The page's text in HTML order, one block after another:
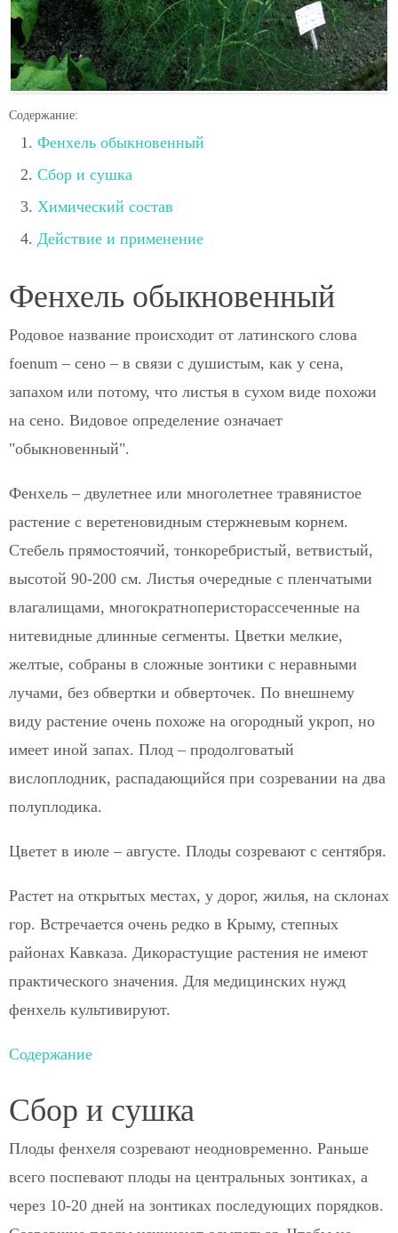
Содержание:
Фенхель обыкновенный
Сбор и сушка
Химический состав
Действие и применение
Фенхель обыкновенный
Родовое название происходит от латинского слова
foenum – сено – в связи с душистым, как у сена,
запахом или потому, что листья в сухом виде похожи
на сено. Видовое определение означает
"обыкновенный".
Фенхель – двулетнее или многолетнее травянистое
растение с веретеновидным стержневым корнем.
Стебель прямостоячий, тонкоребристый, ветвистый,
высотой 90-200 см. Листья очередные с пленчатыми
влагалищами, многократноперисторассеченные на
нитевидные длинные сегменты. Цветки мелкие,
желтые, собраны в сложные зонтики с неравными
лучами, без обвертки и обверточек. По внешнему
виду растение очень похоже на огородный укроп, но
имеет иной запах. Плод – продолговатый
вислоплодник, распадающийся при созревании на два
полуплодика.
Цветет в июле – августе. Плоды созревают с сентября.
Растет на открытых местах, у дорог, жилья, на склонах
гор. Встречается очень редко в Крыму, степных
районах Кавказа. Дикорастущие растения не имеют
практического значения. Для медицинских нужд
фенхель культивируют.
Содержание
Сбор и сушка
Плоды фенхеля созревают неодновременно. Раньше
всего поспевают плоды на центральных зонтиках, а
через 10-20 дней на зонтиках последующих порядков.